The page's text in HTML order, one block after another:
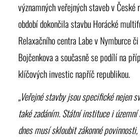
významných veřejných staveb v České
období dokončila stavbu Horácké
Relaxačního centra Labe v Nymburce
Bojčenkova a současně se podílí na
klíčových investic napříč republikou.
„Veřejné stavby jsou specifické nejen
také zadáním. Státní instituce i
dnes musí skloubit zákonné